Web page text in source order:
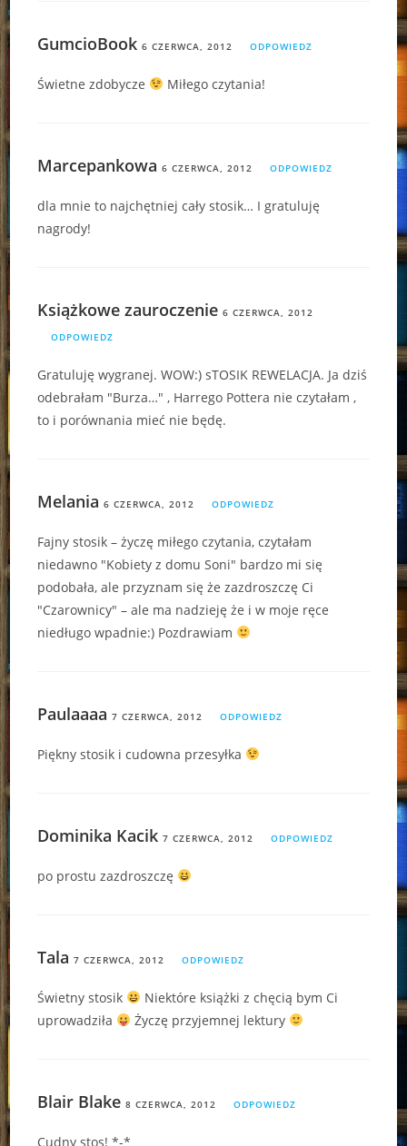
GumcioBook 6 CZERWCA, 2012 ODPOWIEDZ
Świetne zdobycze Miłego czytania!
Marcepankowa 6 CZERWCA, 2012 ODPOWIEDZ
dla mnie to najchętniej cały stosik… I gratuluję
nagrody!
Książkowe zauroczenie 6 CZERWCA, 2012
ODPOWIEDZ
Gratuluję wygranej. WOW:) sTOSIK REWELACJA. Ja dziś
odebrałam "Burza…" , Harrego Pottera nie czytałam ,
to i porównania mieć nie będę.
Melania 6 CZERWCA, 2012 ODPOWIEDZ
Fajny stosik – życzę miłego czytania, czytałam
niedawno "Kobiety z domu Soni" bardzo mi się
podobała, ale przyznam się że zazdroszczę Ci
"Czarownicy" – ale ma nadzieję że i w moje ręce
niedługo wpadnie:) Pozdrawiam
Paulaaaa 7 CZERWCA, 2012 ODPOWIEDZ
Piękny stosik i cudowna przesyłka
Dominika Kacik 7 CZERWCA, 2012 ODPOWIEDZ
po prostu zazdroszczę
Tala 7 CZERWCA, 2012 ODPOWIEDZ
Świetny stosik
Niektóre książki z chęcią bym Ci
uprowadziła
Życzę przyjemnej lektury
Blair Blake 8 CZERWCA, 2012 ODPOWIEDZ
Cudny stos! *-*